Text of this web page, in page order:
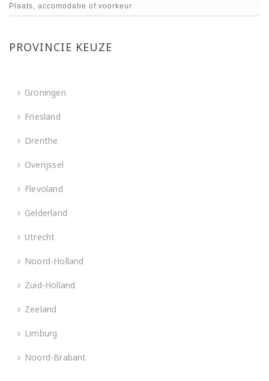
PROVINCIE KEUZE
Groningen
Friesland
Drenthe
Overijssel
Flevoland
Gelderland
Utrecht
Noord-Holland
Zuid-Holland
Zeeland
Limburg
Noord-Brabant